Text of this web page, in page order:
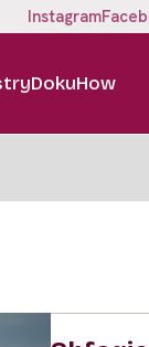
Instagram
DokuHow